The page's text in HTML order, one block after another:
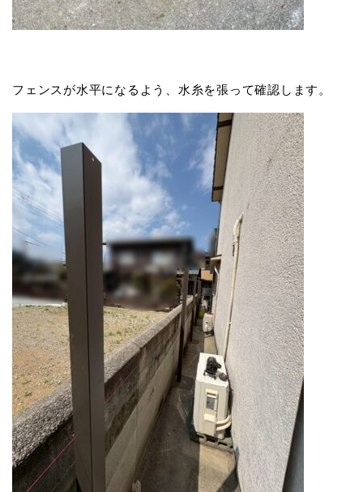
フェンスが水平になるよう、水糸を張って確認します。